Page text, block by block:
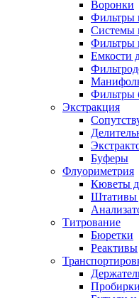
Воронки
Фильтры
Системы
Фильтры
Емкости
Фильтры
Экстракция
Буферы
Флуориметрия
Кюветы
Штативы
Титрование
Бюретки
Реактивы
Пробирки